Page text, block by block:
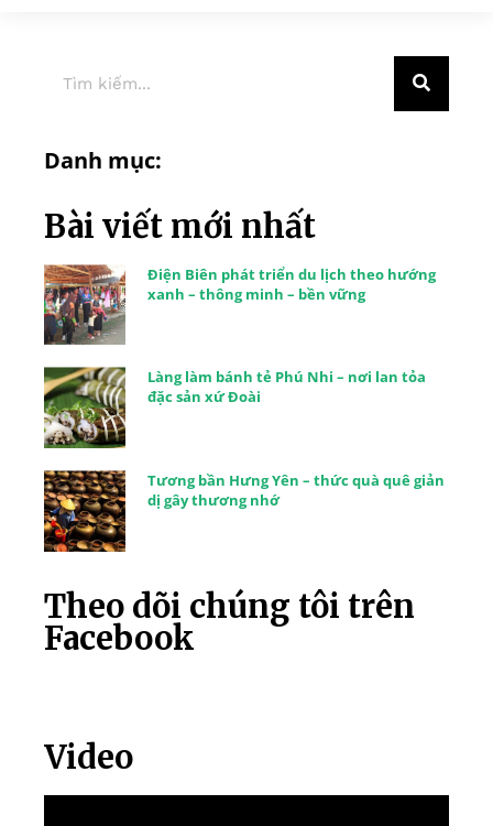
Danh mục:
Bài viết mới nhất
Điện Biên phát triển du lịch theo hướng
xanh – thông minh – bền vững
Làng làm bánh tẻ Phú Nhi – nơi lan tỏa
đặc sản xứ Đoài
Tương bần Hưng Yên – thức quà quê giản
dị gây thương nhớ
Theo dõi chúng tôi trên
Facebook
Video